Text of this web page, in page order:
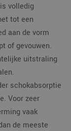
volledig
tot een
aan de vorm
of gevouwen.
uitstraling
schokabsorptie
Voor zeer
vaak
de meeste